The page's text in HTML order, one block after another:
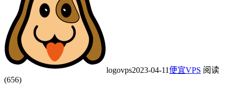
logovps2023-04-11便宜VPS 阅读
(656)